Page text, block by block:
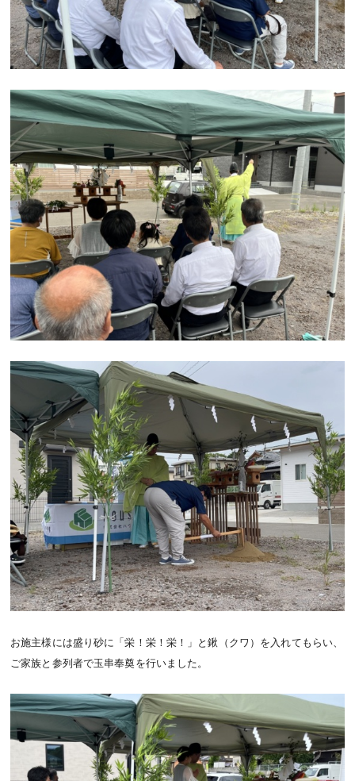
お施主様には盛り砂に「栄！栄！栄！」と鍬（クワ）を入れてもらい、
ご家族と参列者で玉串奉奠を行いました。